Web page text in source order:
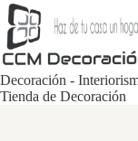
Saltar
al
contenido
Decoración -
Tienda de Decoración